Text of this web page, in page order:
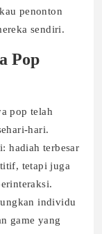
penonton
sendiri.
Pop
pop telah
hari.
hadiah terbesar
tetapi juga
individu
game yang